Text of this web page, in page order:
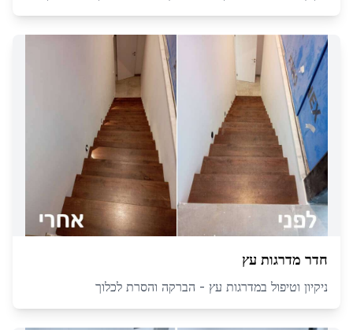
חדר מדרגות עץ
ניקיון וטיפול במדרגות עץ - הברקה והסרת לכלוך